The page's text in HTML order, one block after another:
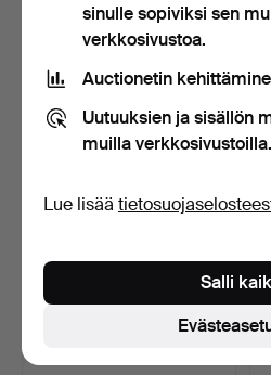
WMF, vas jugend, art
noveau.
8 tarjousta
106 USD
sinulle sopiviksi sen
verkkosivustoa.
Auctionetin
Uutuuksien ja sisällön
muilla verkkosivustoilla.
Lue lisää
Salli